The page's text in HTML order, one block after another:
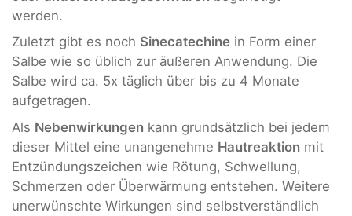
werden.
Zuletzt gibt es noch Sinecatechine in Form einer
Salbe wie so üblich zur äußeren Anwendung. Die
Salbe wird ca. 5x täglich über bis zu 4 Monate
aufgetragen.
Als Nebenwirkungen kann grundsätzlich bei jedem
dieser Mittel eine unangenehme Hautreaktion mit
Entzündungszeichen wie Rötung, Schwellung,
Schmerzen oder Überwärmung entstehen. Weitere
unerwünschte Wirkungen sind selbstverständlich